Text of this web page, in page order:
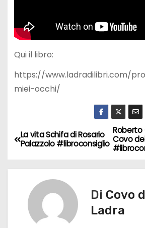
Qui il libro:
https://www.ladradilibri.com/
miei-occhi/
N
Roberto
Covo
La vita Schifa di Rosario
Palazzolo #libroconsiglio
Di Covo
Ladra